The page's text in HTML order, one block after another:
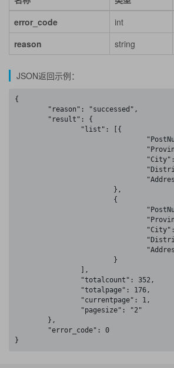
error_code
int
reason
string
JSON返回示例：
{
}